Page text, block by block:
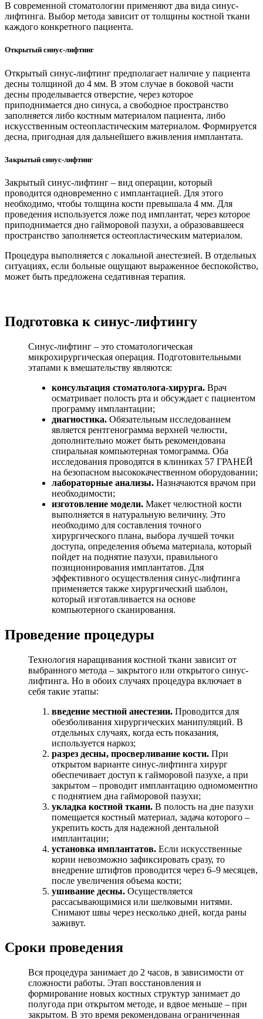
В современной стоматологии применяют два вида синус-
лифтинга. Выбор метода зависит от толщины костной ткани
каждого конкретного пациента.
Открытый синус-лифтинг
Открытый синус-лифтинг предполагает наличие у пациента
десны толщиной до 4 мм. В этом случае в боковой части
десны проделывается отверстие, через которое
приподнимается дно синуса, а свободное пространство
заполняется либо костным материалом пациента, либо
искусственным остеопластическим материалом. Формируется
десна, пригодная для дальнейшего вживления имплантата.
Закрытый синус-лифтинг
Закрытый синус-лифтинг – вид операции, который
проводится одновременно с имплантацией. Для этого
необходимо, чтобы толщина кости превышала 4 мм. Для
проведения используется ложе под имплантат, через которое
приподнимается дно гайморовой пазухи, а образовавшееся
пространство заполняется остеопластическим материалом.
Процедура выполняется с локальной анестезией. В отдельных
ситуациях, если больные ощущают выраженное беспокойство,
может быть предложена седативная терапия.
Подготовка к синус-лифтингу
Синус-лифтинг – это стоматологическая
микрохирургическая операция. Подготовительными
этапами к вмешательству являются:
консультация стоматолога-хирурга. Врач
осматривает полость рта и обсуждает с пациентом
программу имплантации;
диагностика. Обязательным исследованием
является рентгенограмма верхней челюсти,
дополнительно может быть рекомендована
спиральная компьютерная томограмма. Оба
исследования проводятся в клиниках 57 ГРАНЕЙ
на безопасном высококачественном оборудовании;
лабораторные анализы. Назначаются врачом при
необходимости;
изготовление модели. Макет челюстной кости
выполняется в натуральную величину. Это
необходимо для составления точного
хирургического плана, выбора лучшей точки
доступа, определения объема материала, который
пойдет на поднятие пазухи, правильного
позиционирования имплантатов. Для
эффективного осуществления синус-лифтинга
применяется также хирургический шаблон,
который изготавливается на основе
компьютерного сканирования.
Проведение процедуры
Технология наращивания костной ткани зависит от
выбранного метода – закрытого или открытого синус-
лифтинга. Но в обоих случаях процедура включает в
себя такие этапы:
введение местной анестезии. Проводится для
обезболивания хирургических манипуляций. В
отдельных случаях, когда есть показания,
используется наркоз;
разрез десны, просверливание кости. При
открытом варианте синус-лифтинга хирург
обеспечивает доступ к гайморовой пазухе, а при
закрытом – проводит имплантацию одномоментно
с поднятием дна гайморовой пазухи;
укладка костной ткани. В полость на дне пазухи
помещается костный материал, задача которого –
укрепить кость для надежной дентальной
имплантации;
установка имплантатов. Если искусственные
корни невозможно зафиксировать сразу, то
внедрение штифтов проводится через 6–9 месяцев,
после увеличения объема кости;
ушивание десны. Осуществляется
рассасывающимися или шелковыми нитями.
Снимают швы через несколько дней, когда раны
заживут.
Сроки проведения
Вся процедура занимает до 2 часов, в зависимости от
сложности работы. Этап восстановления и
формирование новых костных структур занимает до
полугода при открытом методе, и вдвое меньше – при
закрытом. В это время рекомендована ограниченная